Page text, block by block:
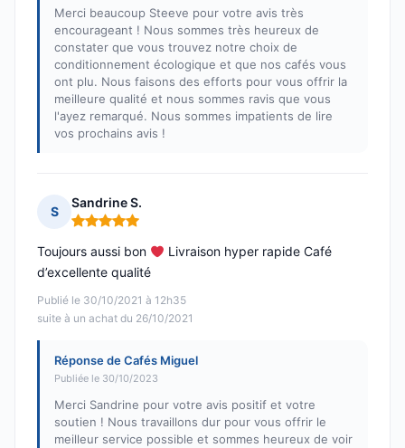
Merci beaucoup Steeve pour votre avis très
encourageant ! Nous sommes très heureux de
constater que vous trouvez notre choix de
conditionnement écologique et que nos cafés vous
ont plu. Nous faisons des efforts pour vous offrir la
meilleure qualité et nous sommes ravis que vous
l'ayez remarqué. Nous sommes impatients de lire
vos prochains avis !
S
Sandrine S.
Note : 5 sur 5
Publié le 30/10/2021 à 12h35
suite à un achat du 26/10/2021
Toujours aussi bon
Livraison hyper rapide Café
d’excellente qualité
Réponse de Cafés Miguel
Publiée le 30/10/2023
Merci Sandrine pour votre avis positif et votre
soutien ! Nous travaillons dur pour vous offrir le
meilleur service possible et sommes heureux de voir